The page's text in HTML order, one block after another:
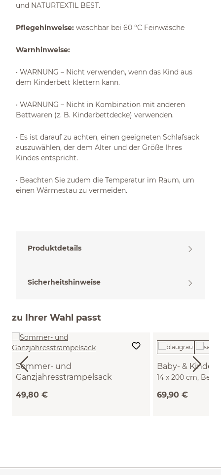
und NATURTEXTIL BEST.
Pflegehinweise: waschbar bei 60 °C Feinwäsche
Warnhinweise:
• WARNUNG – Nicht verwenden, wenn das Kind aus
dem Kinderbett klettern kann.
• WARNUNG – Nicht in Kombination mit anderen
Bettwaren (z. B. Kinderbettdecke) verwenden.
• Es ist darauf zu achten, einen geeigneten Schlafsack
auszuwählen, der dem Alter und der Größe Ihres
Kindes entspricht.
• Beachten Sie zudem die Temperatur im Raum, um
einen Wärmestau zu vermeiden.
Produktdetails
Sicherheitshinweise
zu Ihrer Wahl passt
Sommer- und
Ganzjahresstrampelsack
49,80 €
Baby- &
14 x 200 cm,
Naturlatex, GOTS
69,90 €